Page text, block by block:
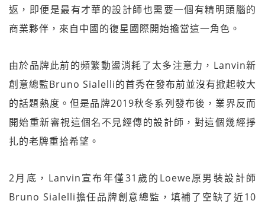
返，即便是最有才華的設計師也需要一個有精明頭腦的
商業夥伴，來自中國的復星國際開始擔當這一角色。
由於品牌此前的頻繁動盪消耗了太多注意力，Lanvin新
創意總監Bruno Sialelli的首秀在發布前並沒有掀起較大
的話題熱度。但是品牌2019秋冬系列發布後，業界反而
開始重新審視這個名不見經傳的設計師，對這個幾經掙
扎的老牌重拾希望。
2月底，Lanvin宣布年僅31歲的Loewe原男裝設計師
Bruno Sialelli擔任品牌創意總監，填補了空缺了近10